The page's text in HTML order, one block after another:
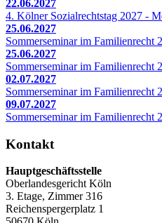
22.06.2027
4. Kölner Sozialrechtstag 2027 -
25.06.2027
Sommerseminar im Familienrecht
25.06.2027
Sommerseminar im Familienrecht
02.07.2027
Sommerseminar im Familienrecht
09.07.2027
Sommerseminar im Familienrecht
Kontakt
Hauptgeschäftsstelle
Oberlandesgericht Köln
3. Etage, Zimmer 316
Reichenspergerplatz 1